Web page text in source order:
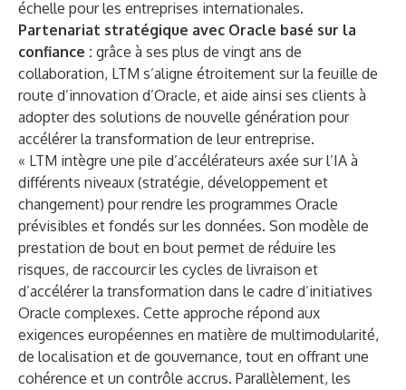
échelle pour les entreprises internationales.
Partenariat stratégique avec Oracle basé sur la
confiance : grâce à ses plus de vingt ans de
collaboration, LTM s’aligne étroitement sur la feuille de
route d’innovation d’Oracle, et aide ainsi ses clients à
adopter des solutions de nouvelle génération pour
accélérer la transformation de leur entreprise.
« LTM intègre une pile d’accélérateurs axée sur l’IA à
différents niveaux (stratégie, développement et
changement) pour rendre les programmes Oracle
prévisibles et fondés sur les données. Son modèle de
prestation de bout en bout permet de réduire les
risques, de raccourcir les cycles de livraison et
d’accélérer la transformation dans le cadre d’initiatives
Oracle complexes. Cette approche répond aux
exigences européennes en matière de multimodularité,
de localisation et de gouvernance, tout en offrant une
cohérence et un contrôle accrus. Parallèlement, les